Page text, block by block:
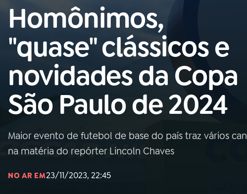
Buscar
na
Rádio
Nacional
AO VIVO
01 INÍCIO
02A RÁDIO
03PROGRAMAÇÃO
Homônimos,
"quase" clássicos e
novidades da Copa
São Paulo de 2024
Maior evento de futebol de base do país traz vários
na matéria do repórter Lincoln Chaves
NO AR EM23/11/2023, 22:45